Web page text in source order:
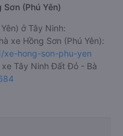
(Phú Yên)
ở Tây Ninh:
xe Hồng Sơn (Phú Yên):
xe-hong-son-phu-yen
Tây Ninh Đất Đỏ - Bà